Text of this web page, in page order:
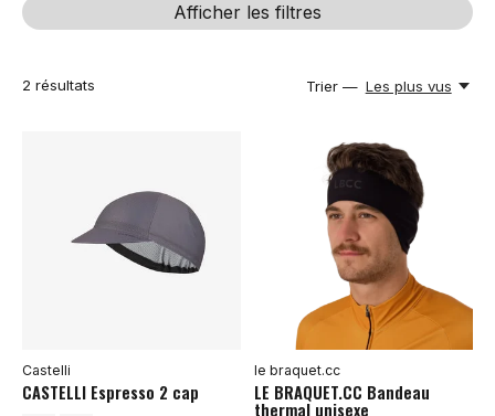
Afficher les filtres
2 résultats Trier — Les plus vus
Castelli
CASTELLI Espresso 2 cap
le braquet.cc
LE BRAQUET.CC Bandeau
thermal unisexe